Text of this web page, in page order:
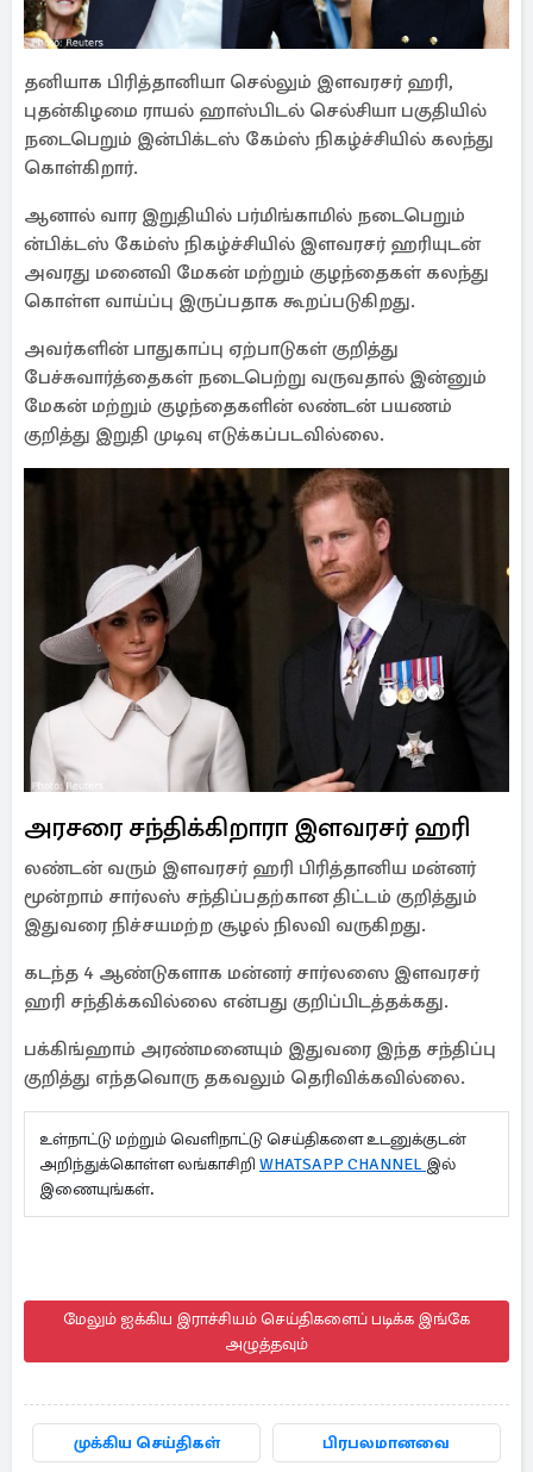
தனியாக பிரித்தானியா செல்லும் இளவரசர் ஹரி,
புதன்கிழமை ராயல் ஹாஸ்பிடல் செல்சியா பகுதியில்
நடைபெறும் இன்பிக்டஸ் கேம்ஸ் நிகழ்ச்சியில் கலந்து
கொள்கிறார்.
ஆனால் வார இறுதியில் பர்மிங்காமில் நடைபெறும்
ன்பிக்டஸ் கேம்ஸ் நிகழ்ச்சியில் இளவரசர் ஹரியுடன்
அவரது மனைவி மேகன் மற்றும் குழந்தைகள் கலந்து
கொள்ள வாய்ப்பு இருப்பதாக கூறப்படுகிறது.
அவர்களின் பாதுகாப்பு ஏற்பாடுகள் குறித்து
பேச்சுவார்த்தைகள் நடைபெற்று வருவதால் இன்னும்
மேகன் மற்றும் குழந்தைகளின் லண்டன் பயணம்
குறித்து இறுதி முடிவு எடுக்கப்படவில்லை.
அரசரை சந்திக்கிறாரா இளவரசர் ஹரி
லண்டன் வரும் இளவரசர் ஹரி பிரித்தானிய மன்னர்
மூன்றாம் சார்லஸ் சந்திப்பதற்கான திட்டம் குறித்தும்
இதுவரை நிச்சயமற்ற சூழல் நிலவி வருகிறது.
கடந்த 4 ஆண்டுகளாக மன்னர் சார்லஸை இளவரசர்
ஹரி சந்திக்கவில்லை என்பது குறிப்பிடத்தக்கது.
பக்கிங்ஹாம் அரண்மனையும் இதுவரை இந்த சந்திப்பு
குறித்து எந்தவொரு தகவலும் தெரிவிக்கவில்லை.
உள்நாட்டு மற்றும் வெளிநாட்டு செய்திகளை உடனுக்குடன்
அறிந்துக்கொள்ள லங்காசிறி WHATSAPP CHANNEL இல்
இணையுங்கள்.
மேலும் ஐக்கிய இராச்சியம் செய்திகளைப் படிக்க இங்கே
அழுத்தவும்
முக்கிய செய்திகள் பிரபலமானவை